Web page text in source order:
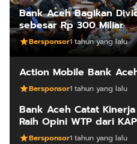
Bank Aceh Bagikan
sebesar Rp 300 Miliar
Bersponsor1 tahun yang lalu
Action Mobile Bank
Bersponsor1 tahun yang lalu
Bank Aceh Catat
Raih Opini WTP dari
Bersponsor1 tahun yang lalu